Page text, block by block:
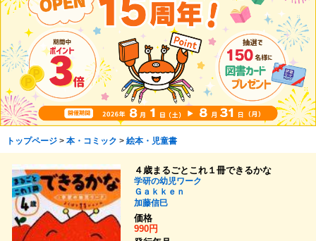
トップページ> 本・コミック > 絵本・児童書
４歳まるごとこれ１冊できるかな
学研の幼児ワーク
Ｇａｋｋｅｎ
加藤信巳
価格
990円